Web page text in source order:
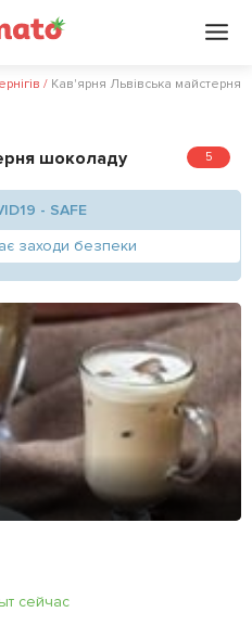
/ Кав'ярня Львівська майстерня
шоколаду 5
- SAFE
заходи безпеки
сейчас